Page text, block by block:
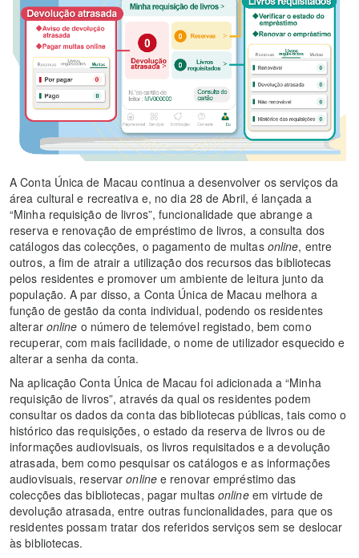
A Conta Única de Macau continua a desenvolver os serviços da
área cultural e recreativa e, no dia 28 de Abril, é lançada a
“Minha requisição de livros”, funcionalidade que abrange a
reserva e renovação de empréstimo de livros, a consulta dos
catálogos das colecções, o pagamento de multasonline, entre
outros, a fim de atrair a utilização dos recursos das bibliotecas
pelos residentes e promover um ambiente de leitura junto da
população. A par disso, a Conta Única de Macau melhora a
função de gestão da conta individual, podendo os residentes
alterar online o número de telemóvel registado, bem como
recuperar, com mais facilidade, o nome de utilizador esquecido e
alterar a senha da conta.
Na aplicação Conta Única de Macau foi adicionada a “Minha
requisição de livros”, através da qual os residentes podem
consultar os dados da conta das bibliotecas públicas, tais como o
histórico das requisições, o estado da reserva de livros ou de
informações audiovisuais, os livros requisitados e a devolução
atrasada, bem como pesquisar os catálogos e as informações
audiovisuais, reservaronlinee renovar empréstimo das
colecções das bibliotecas, pagar multasonlineem virtude de
devolução atrasada, entre outras funcionalidades, para que os
residentes possam tratar dos referidos serviços sem se deslocar
às bibliotecas.